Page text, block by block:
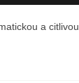
a citlivou